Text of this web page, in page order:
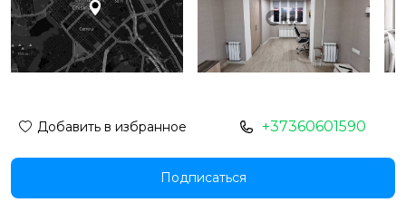
Добавить в избранное +37360601590
Подписаться